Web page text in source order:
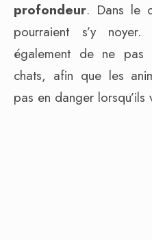
profondeur. Dans le
pourraient s’y
également de ne
chats, afin que les
pas en danger lorsqu’ils